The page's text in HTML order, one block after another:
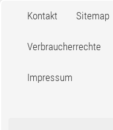
Kontakt Sitemap
Verbraucherrechte
Impressum